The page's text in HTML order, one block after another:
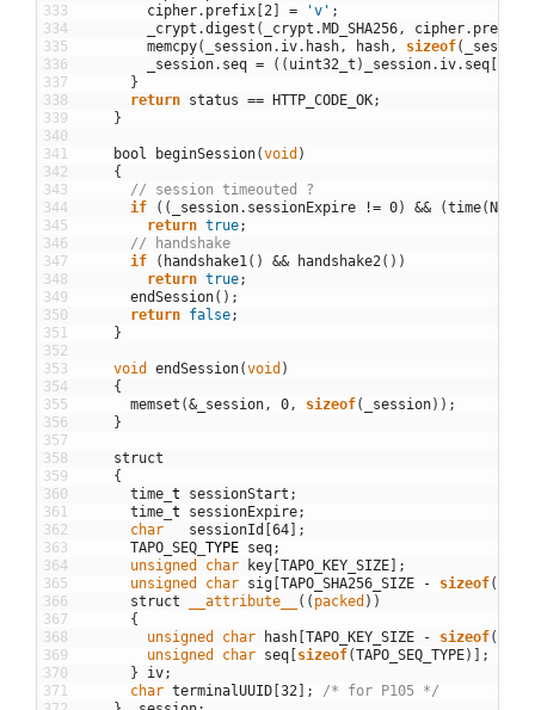
333
334
335
336
337
338
339
340
341
342
343
344
345
346
347
348
349
350
351
352
353
354
355
356
357
358
359
360
361
362
363
364
365
366
367
368
369
370
371
cipher. prefix [2 ] = 'v' ;
_crypt .digest ( _crypt .MD_SHA256 , cipher. prefix
memcpy( _session. iv. hash , hash , sizeof( _session
_session. seq = ( ( uint32_t ) _session. iv. seq [
}
return status == HTTP_CODE_OK;
}
bool beginSession(void )
{
// session timeouted ?
if
( ( _session. sessionExpire != 0) && (time(NULL
return true;
// handshake
if
( handshake1 ( ) && handshake2 ( ) )
return true;
endSession( ) ;
return false;
}
void endSession(void )
{
memset (& _session , 0 , sizeof( _session) ) ;
}
struct
{
time t sessionStart ;
time t sessionExpire;
char
sessionId [64] ;
TAPO_SEQ TYPE seq;
unsigned
char key [TAPO_KEY_SIZE] ;
unsigned
char sig [TAPO_SHA256_SIZE - sizeof(
struct
__attribute__ ( ( packed ) )
{
unsigned
char hash [TAPO_KEY_SIZE - sizeof(
unsigned
char seq [sizeof(TAPO_SEQ_TYPE) ] ;
}
iv;
char terminalUUID [32 ] ;
/* for P105 */